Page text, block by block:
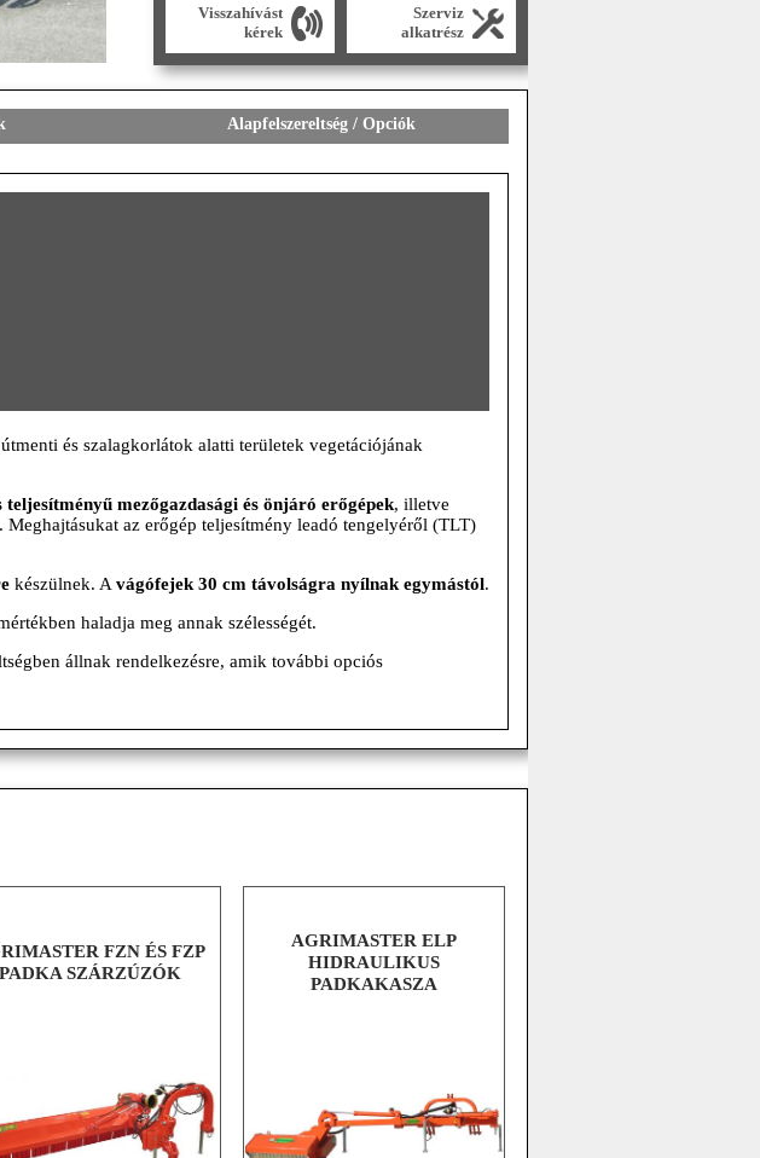
Visszahívást
kérek
Szerviz
alkatrész
Alapfelszereltség / Opciók
és szalagkorlátok alatti területek vegetációjának
mezőgazdasági és önjáró erőgépek, illetve
. Meghajtásukat az erőgép teljesítmény leadó tengelyéről (TLT)
készülnek. A vágófejek 30 cm távolságra nyílnak egymástól.
haladja meg annak szélességét.
állnak rendelkezésre, amik további opciós
FZN ÉS FZP
PADKA SZÁRZÚZÓK
AGRIMASTER ELP
HIDRAULIKUS
PADKAKASZA